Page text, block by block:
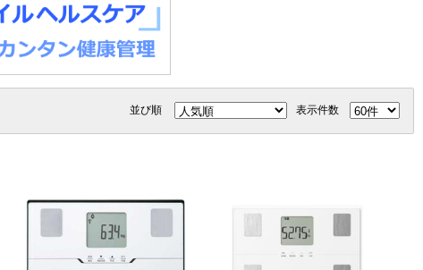
並び順 表示件数